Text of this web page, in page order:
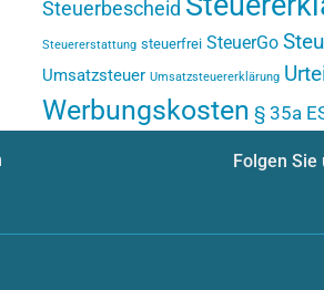
Steuerbescheid
Steuererstattung steuerfrei SteuerGo
Umsatzsteuer Umsatzsteuererklärung
Werbungskosten § 35a
Folgen Sie